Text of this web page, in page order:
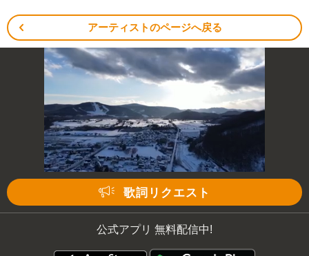
アーティストのページへ戻る
歌詞リクエスト
公式アプリ 無料配信中!